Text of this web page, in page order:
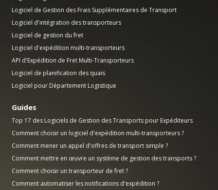
Logiciel de Gestion des Frais Supplémentaires de Transport
Logiciel d'intégration des transporteurs
Logiciel de gestion du fret
Logiciel d'expédition multi-transporteurs
API d'Expédition de Fret Multi-Transporteurs
Logiciel de planification des quais
Logiciel pour Département Logistique
Guides
Top 17 des Logiciels de Gestion des Transports pour Expéditeurs
Comment choisir un logiciel d'expédition multi-transporteurs ?
Comment mener un appel d'offres de transport simple ?
Comment mettre en œuvre un système de gestion des transports ?
Comment choisir un transporteur de fret ?
Comment automatiser les notifications d'expédition ?